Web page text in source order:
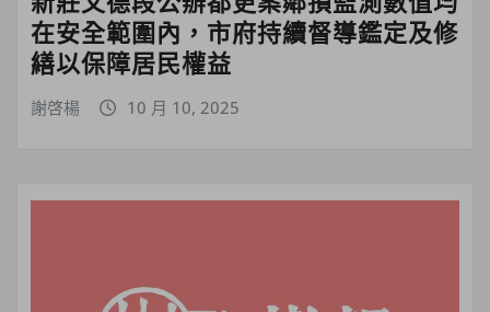
在安全範圍內，市府持續督導鑑定及修
繕以保障居民權益
謝啓楊 10 月 10, 2025